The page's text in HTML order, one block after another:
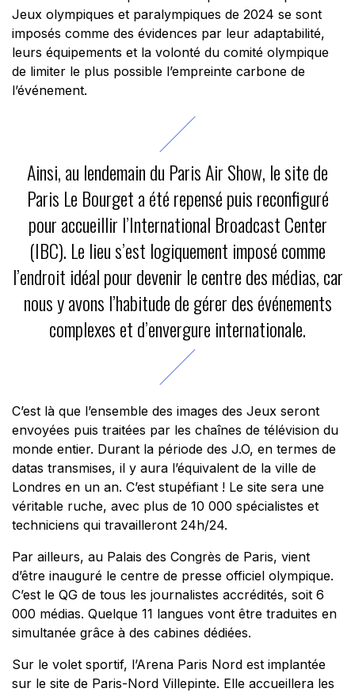
Jeux olympiques et paralympiques de 2024 se sont
imposés comme des évidences par leur adaptabilité,
leurs équipements et la volonté du comité olympique
de limiter le plus possible l’empreinte carbone de
l’événement.
Ainsi, au lendemain du Paris Air Show, le site de
Paris Le Bourget a été repensé puis reconfiguré
pour accueillir l’International Broadcast Center
(IBC). Le lieu s’est logiquement imposé comme
l’endroit idéal pour devenir le centre des médias, car
nous y avons l’habitude de gérer des événements
complexes et d’envergure internationale.
C’est là que l’ensemble des images des Jeux seront
envoyées puis traitées par les chaînes de télévision du
monde entier. Durant la période des J.O, en termes de
datas transmises, il y aura l’équivalent de la ville de
Londres en un an. C’est stupéfiant ! Le site sera une
véritable ruche, avec plus de 10 000 spécialistes et
techniciens qui travailleront 24h/24.
Par ailleurs, au Palais des Congrès de Paris, vient
d’être inauguré le centre de presse officiel olympique.
C’est le QG de tous les journalistes accrédités, soit 6
000 médias. Quelque 11 langues vont être traduites en
simultanée grâce à des cabines dédiées.
Sur le volet sportif, l’Arena Paris Nord est implantée
sur le site de Paris-Nord Villepinte. Elle accueillera les